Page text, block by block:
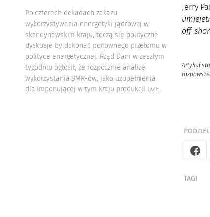
Po czterech dekadach zakazu
wykorzystywania energetyki jądrowej w
skandynawskim kraju, toczą się polityczne
dyskusje by dokonać ponownego przełomu w
polityce energetycznej. Rząd Dani w zeszłym
tygodniu ogłosił, że rozpocznie analizę
wykorzystania SMR-ów, jako uzupełnienia
dla imponującej w tym kraju produkcji OZE.
Jerry
off-
Artykuł
TAGI